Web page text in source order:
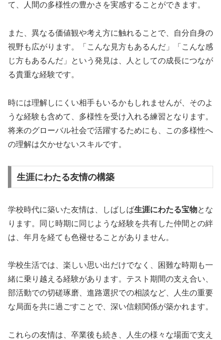
て、人間の多様性の豊かさを実感することができます。
また、異なる価値観や考え方に触れることで、自分自身の
視野も広がります。「こんな見方もあるんだ」「こんな感
じ方もあるんだ」という発見は、人としての成長につなが
る貴重な経験です。
時には理解しにくい相手もいるかもしれませんが、そのよ
うな経験も含めて、多様性を受け入れる練習となります。
将来のグローバル社会で活躍するためにも、この多様性へ
の理解は欠かせないスキルです。
生涯にわたる友情の構築
学校時代に築いた友情は、しばしば生涯にわたる宝物とな
ります。同じ時期に同じような経験を共有した仲間との絆
は、年月を経ても色褪せることがありません。
学校生活では、楽しい思い出だけでなく、困難な時期も一
緒に乗り越える経験があります。テスト期間の支え合い、
部活動での切磋琢磨、進路選択での相談など、人生の重要
な局面を共に過ごすことで、深い信頼関係が築かれます。
これらの友情は、卒業後も続き、人生の様々な場面で支え